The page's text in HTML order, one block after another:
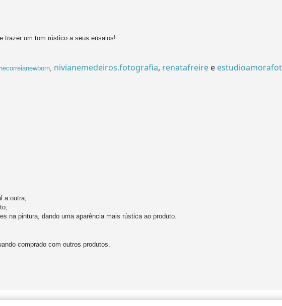
trazer um tom rústico a seus ensaios!
, nivianemedeiros.fotografia, renatafreire e
a outra;
na pintura, dando uma aparência mais rústica ao produto.
comprado com outros produtos.